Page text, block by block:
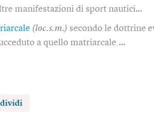
manifestazioni di sport nautici…
(loc.s.m.) secondo le dottrine
a quello matriarcale.…